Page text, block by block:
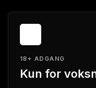
18+ ADGANG
Kun for